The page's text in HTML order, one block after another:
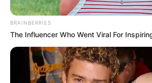
BRAINBERRIES
The Influencer Who Went Viral For